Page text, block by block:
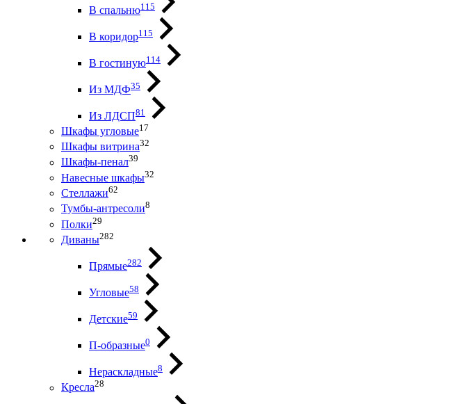
В спальню115
В коридор115
В гостиную114
Из МДФ35
Из ЛДСП81
Шкафы угловые17
Шкафы витрина32
Шкафы-пенал39
Навесные шкафы32
Стеллажи62
Тумбы-антресоли8
Полки29
Диваны282
Прямые282
Угловые58
Детские59
П-образные0
Нераскладные8
Кресла28